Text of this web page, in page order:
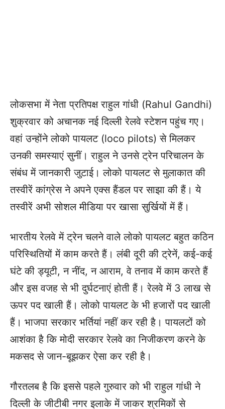
लोकसभा में नेता प्रतिपक्ष राहुल गांधी (Rahul Gandhi)
शुक्रवार को अचानक नई दिल्ली रेलवे स्टेशन पहुंच गए।
वहां उन्होंने लोको पायलट (loco pilots) से मिलकर
उनकी समस्याएं सुनीं। राहुल ने उनसे ट्रेन परिचालन के
संबंध में जानकारी जुटाई। लोको पायलट से मुलाकात की
तस्वीरें कांग्रेस ने अपने एक्स हैंडल पर साझा की हैं। ये
तस्वीरें अभी सोशल मीडिया पर खासा सुर्खियों में हैं।
भारतीय रेलवे में ट्रेन चलने वाले लोको पायलट बहुत कठिन
परिस्थितियों में काम करते हैं। लंबी दूरी की ट्रेनें, कई-कई
घंटे की ड्यूटी, न नींद, न आराम, वे तनाव में काम करते हैं
और इस वजह से भी दुर्घटनाएं होती हैं। रेलवे में 3 लाख से
ऊपर पद खाली हैं। लोको पायलट के भी हजारों पद खाली
हैं। भाजपा सरकार भर्तियां नहीं कर रही है। पायलटों को
आशंका है कि मोदी सरकार रेलवे का निजीकरण करने के
मकसद से जान-बूझकर ऐसा कर रही है।
गौरतलब है कि इससे पहले गुरुवार को भी राहुल गांधी ने
दिल्ली के जीटीबी नगर इलाके में जाकर श्रमिकों से